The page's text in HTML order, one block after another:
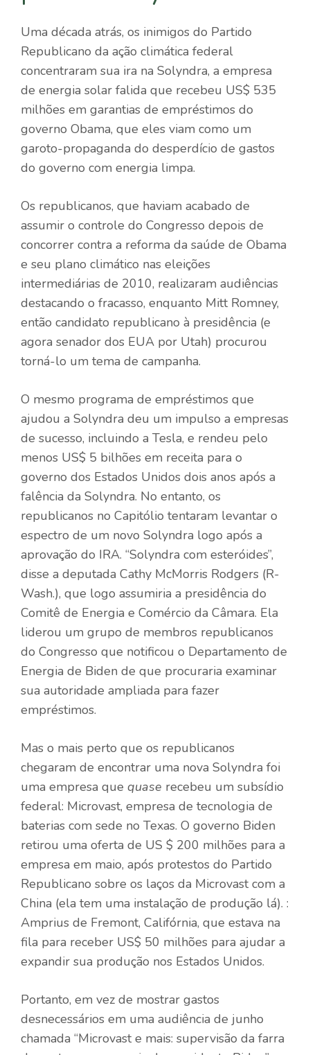
Uma década atrás, os inimigos do Partido
Republicano da ação climática federal
concentraram sua ira na Solyndra, a empresa
de energia solar falida que recebeu US$ 535
milhões em garantias de empréstimos do
governo Obama, que eles viam como um
garoto-propaganda do desperdício de gastos
do governo com energia limpa.
Os republicanos, que haviam acabado de
assumir o controle do Congresso depois de
concorrer contra a reforma da saúde de Obama
e seu plano climático nas eleições
intermediárias de 2010, realizaram audiências
destacando o fracasso, enquanto Mitt Romney,
então candidato republicano à presidência (e
agora senador dos EUA por Utah) procurou
torná-lo um tema de campanha.
O mesmo programa de empréstimos que
ajudou a Solyndra deu um impulso a empresas
de sucesso, incluindo a Tesla, e rendeu pelo
menos US$ 5 bilhões em receita para o
governo dos Estados Unidos dois anos após a
falência da Solyndra. No entanto, os
republicanos no Capitólio tentaram levantar o
espectro de um novo Solyndra logo após a
aprovação do IRA. “Solyndra com esteróides”,
disse a deputada Cathy McMorris Rodgers (R-
Wash.), que logo assumiria a presidência do
Comitê de Energia e Comércio da Câmara. Ela
liderou um grupo de membros republicanos
do Congresso que notificou o Departamento de
Energia de Biden de que procuraria examinar
sua autoridade ampliada para fazer
empréstimos.
Mas o mais perto que os republicanos
chegaram de encontrar uma nova Solyndra foi
uma empresa que quase recebeu um subsídio
federal: Microvast, empresa de tecnologia de
baterias com sede no Texas. O governo Biden
retirou uma oferta de US $ 200 milhões para a
empresa em maio, após protestos do Partido
Republicano sobre os laços da Microvast com a
China (ela tem uma instalação de produção lá). :
Amprius de Fremont, Califórnia, que estava na
fila para receber US$ 50 milhões para ajudar a
expandir sua produção nos Estados Unidos.
Portanto, em vez de mostrar gastos
desnecessários em uma audiência de junho
chamada “Microvast e mais: supervisão da farra